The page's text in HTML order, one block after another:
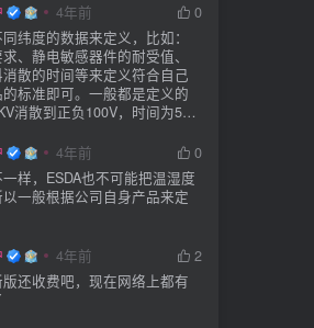
4年前
0
纬度的数据来定义，比如：
、静电敏感器件的耐受值、
散的时间等来定义符合自己
标准即可。一般都是定义的
消散到正负100V，时间为5S
4年前
0
样，ESDA也不可能把温湿度
一般根据公司自身产品来定
4年前
2
还收费吧，现在网络上都有